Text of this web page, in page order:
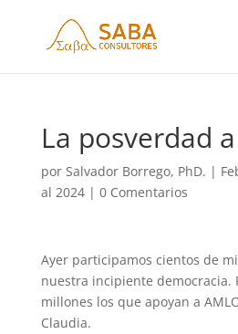
La posverdad
por Salvador Borrego, PhD. |
al 2024| 0 Comentarios
Ayer participamos cientos de
nuestra incipiente democracia.
millones los que apoyan a
Claudia.